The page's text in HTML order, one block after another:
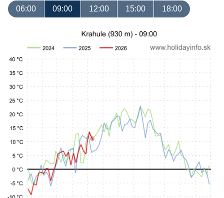
06:00 09:00 12:00 15:00 18:00